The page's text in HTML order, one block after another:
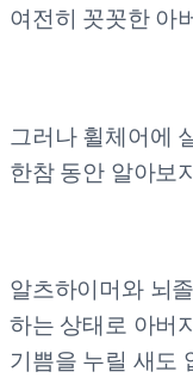
여전히 꼿꼿한 아
그러나 휠체어에
한참 동안 알아보
알츠하이머와 뇌
하는 상태로 아버
기쁨을 누릴 새도